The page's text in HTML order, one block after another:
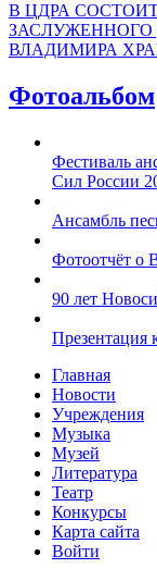
В ЦДРА
ЗАСЛУЖЕННОГО
ВЛАДИМИРА
Фотоальбом
Фестиваль
Сил России
Ансамбль
Фотоотчёт о
90 лет
Презентация
Главная
Новости
Учреждения
Музыка
Музей
Литература
Театр
Конкурсы
Карта сайта
Войти